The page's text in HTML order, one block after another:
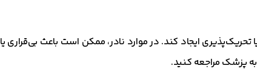
تحریک‌پذیری ایجاد کند. در موارد نادر، ممکن است باعث بی‌قراری یا
پزشک مراجعه کنید.